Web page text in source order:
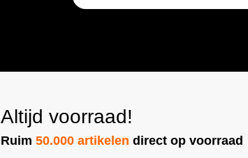
mailadres(Vereist)
Altijd voorraad!
Ruim50.000 artikelen direct op voorraad